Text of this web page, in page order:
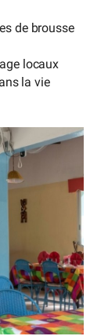
de brousse
locaux
la vie